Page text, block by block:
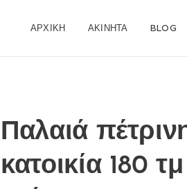
ΑΡΧΙΚΉ ΑΚΊΝΗΤΑ BLOG
Παλαιά
κατοικία 180